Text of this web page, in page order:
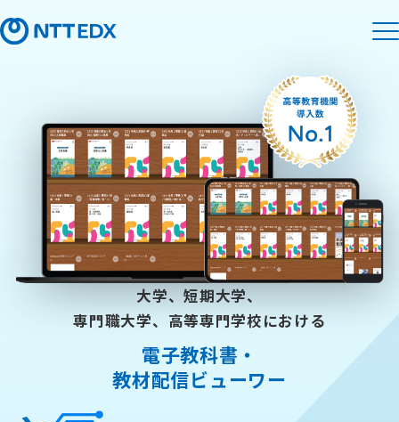
大学、短期大学、
専門職大学、高等専門学校における
電子教科書・
教材配信ビューワー